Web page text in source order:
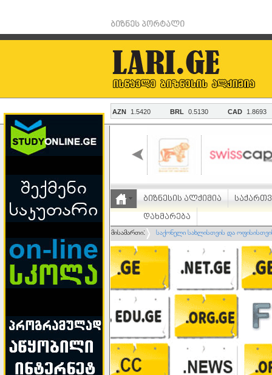
ბიზნეს პორტალი
ბიზნესის ალქიმია
დახმარება
მისამართი: საქონელი სახლისთვის და